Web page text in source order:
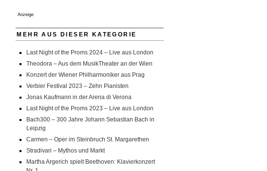
Anzeige
MEHR AUS DIESER KATEGORIE
Last Night of the Proms 2024 – Live aus London
Theodora – Aus dem MusikTheater an der Wien
Konzert der Wiener Philharmoniker aus Prag
Verbier Festival 2023 – Zehn Pianisten
Jonas Kaufmann in der Arena di Verona
Last Night of the Proms 2023 – Live aus London
Bach300 – 300 Jahre Johann Sebastian Bach in
Leipzig
Carmen – Oper im Steinbruch St. Margarethen
Stradivari – Mythos und Markt
Martha Argerich spielt Beethoven: Klavierkonzert